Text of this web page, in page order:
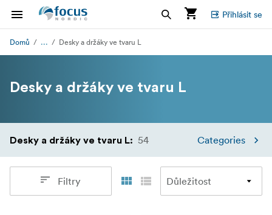
Přihlásit se
Domů ... Desky a držáky ve tvaru L
Desky a držáky ve tvaru L
Desky a držáky ve tvaru L: 54 Categories
Filtry